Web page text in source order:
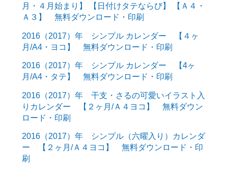
月・４月始まり】 【日付けタテならび】 【Ａ４・
Ａ３】 無料ダウンロード・印刷
2016（2017）年 シンプル カレンダー 【４ヶ
月/A4・ヨコ】 無料ダウンロード・印刷
2016（2017）年 シンプル カレンダー 【4ヶ
月/A4・タテ】 無料ダウンロード・印刷
2016（2017）年 干支・さるの可愛いイラスト入
りカレンダー 【２ヶ月/Ａ４ヨコ】 無料ダウン
ロード・印刷
2016（2017）年 シンプル（六曜入り）カレンダ
ー 【２ヶ月/Ａ４ヨコ】 無料ダウンロード・印
刷